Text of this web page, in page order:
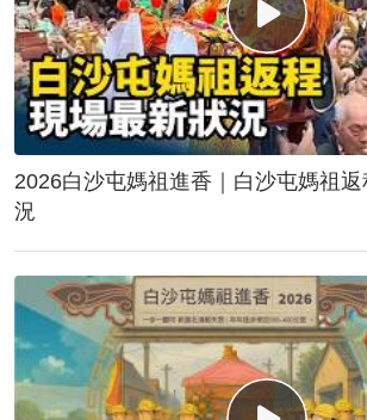
2026白沙屯媽祖進香｜白沙屯媽祖
況